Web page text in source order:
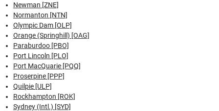
Newman [ZNE]
Normanton [NTN]
Olympic Dam [OLP]
Orange (Springhill) [OAG]
Paraburdoo [PBO]
Port Lincoln [PLO]
Port MacQuarie [PQQ]
Proserpine [PPP]
Quilpie [ULP]
Rockhampton [ROK]
Sydney (Intl.) [SYD]